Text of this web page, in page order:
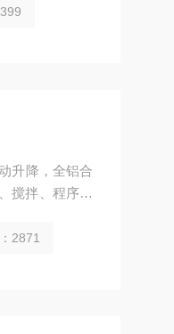
升降，全铝合
搅拌、程序编
2871